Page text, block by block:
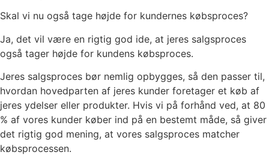
Skal vi nu også tage højde for kundernes købsproces?
Ja, det vil være en rigtig god ide, at jeres salgsproces
også tager højde for kundens købsproces.
Jeres salgsproces bør nemlig opbygges, så den passer til,
hvordan hovedparten af jeres kunder foretager et køb af
jeres ydelser eller produkter. Hvis vi på forhånd ved, at 80
% af vores kunder køber ind på en bestemt måde, så giver
det rigtig god mening, at vores salgsproces matcher
købsprocessen.